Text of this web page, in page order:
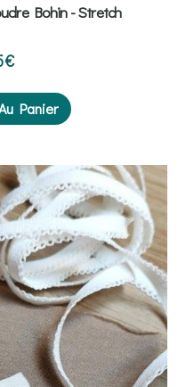
Bohin - Stretch
€
Panier